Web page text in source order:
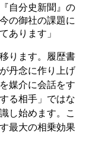
自分史新聞』の
の御社の課題に
あります」
ります。履歴書
丹念に作り上げ
媒介に会話をす
る相手」ではな
し始めます。こ
最大の相乗効果